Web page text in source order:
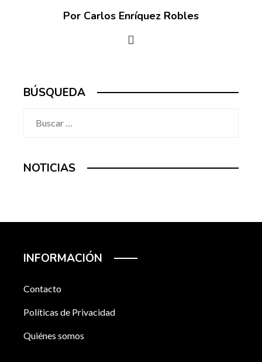
Por Carlos Enríquez Robles
BÚSQUEDA
NOTICIAS
INFORMACIÓN
Contacto
Políticas de Privacidad
Quiénes somos